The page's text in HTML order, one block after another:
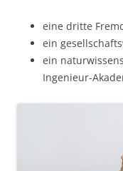
eine dritte
ein
ein
Ingenieur-